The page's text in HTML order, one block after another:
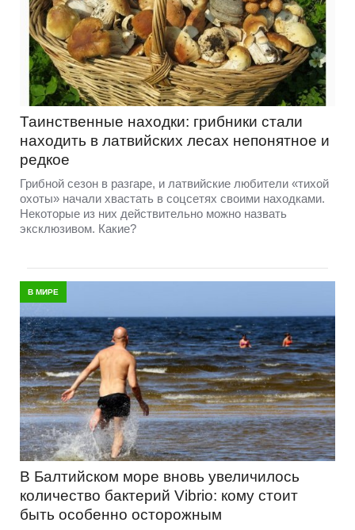
Таинственные находки: грибники стали
находить в латвийских лесах непонятное и
редкое
Грибной сезон в разгаре, и латвийские любители «тихой
охоты» начали хвастать в соцсетях своими находками.
Некоторые из них действительно можно назвать
эксклюзивом. Какие?
В МИРЕ
В Балтийском море вновь увеличилось
количество бактерий Vibrio: кому стоит
быть особенно осторожным